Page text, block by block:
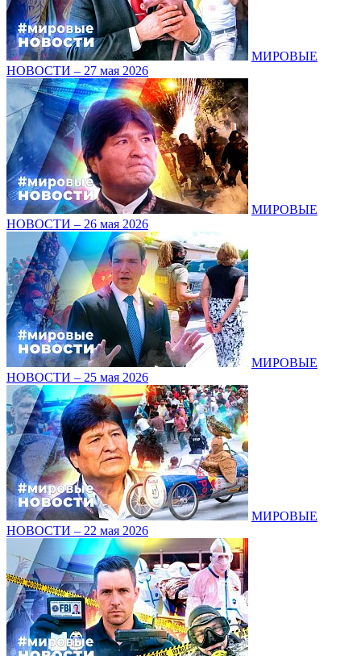
МИРОВЫЕ
НОВОСТИ – 27 мая 2026
МИРОВЫЕ
НОВОСТИ – 26 мая 2026
МИРОВЫЕ
НОВОСТИ – 25 мая 2026
МИРОВЫЕ
НОВОСТИ – 22 мая 2026